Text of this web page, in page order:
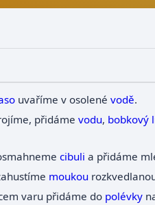
uvaříme v osolené vodě.
přidáme vodu, bobkový
cibuli a přidáme
moukou
varu přidáme do polévky